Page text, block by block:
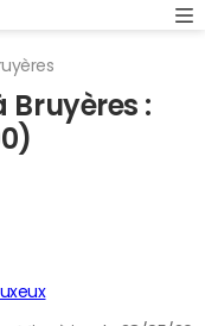
Bruyères :